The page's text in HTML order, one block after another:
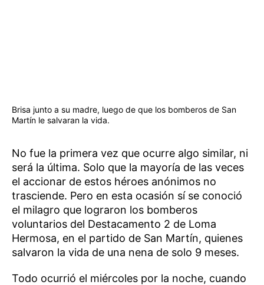
Brisa junto a su madre, luego de que los bomberos de San
Martín le salvaran la vida.
No fue la primera vez que ocurre algo similar, ni
será la última. Solo que la mayoría de las veces
el accionar de estos héroes anónimos no
trasciende. Pero en esta ocasión sí se conoció
el milagro que lograron los bomberos
voluntarios del Destacamento 2 de Loma
Hermosa, en el partido de San Martín, quienes
salvaron la vida de una nena de solo 9 meses.
Todo ocurrió el miércoles por la noche, cuando